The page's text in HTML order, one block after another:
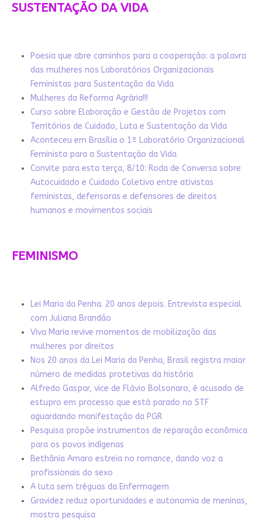
SUSTENTAÇÃO DA VIDA
Poesia que abre caminhos para a cooperação: a palavra
das mulheres nos Laboratórios Organizacionais
Feministas para Sustentação da Vida
Mulheres da Reforma Agrária!!!
Curso sobre Elaboração e Gestão de Projetos com
Territórios de Cuidado, Luta e Sustentação da Vida
Aconteceu em Brasília o 1º Laboratório Organizacional
Feminista para a Sustentação da Vida
Convite para esta terça, 8/10: Roda de Conversa sobre
Autocuidado e Cuidado Coletivo entre ativistas
feministas, defensoras e defensores de direitos
humanos e movimentos sociais
FEMINISMO
Lei Maria da Penha. 20 anos depois. Entrevista especial
com Juliana Brandão
Viva Maria revive momentos de mobilização das
mulheres por direitos
Nos 20 anos da Lei Maria da Penha, Brasil registra maior
número de medidas protetivas da história
Alfredo Gaspar, vice de Flávio Bolsonaro, é acusado de
estupro em processo que está parado no STF
aguardando manifestação da PGR
Pesquisa propõe instrumentos de reparação econômica
para os povos indígenas
Bethânia Amaro estreia no romance, dando voz a
profissionais do sexo
A luta sem tréguas da Enfermagem
Gravidez reduz oportunidades e autonomia de meninas,
mostra pesquisa